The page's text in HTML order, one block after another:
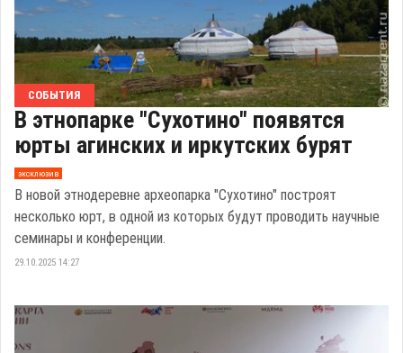
СОБЫТИЯ
В этнопарке "Сухотино" появятся
юрты агинских и иркутских бурят
эксклюзив
В новой этнодеревне археопарка "Сухотино" построят
несколько юрт, в одной из которых будут проводить научные
семинары и конференции.
29.10.2025 14:27